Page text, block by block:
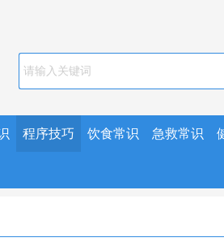
程序技巧 饮食常识 急救常识